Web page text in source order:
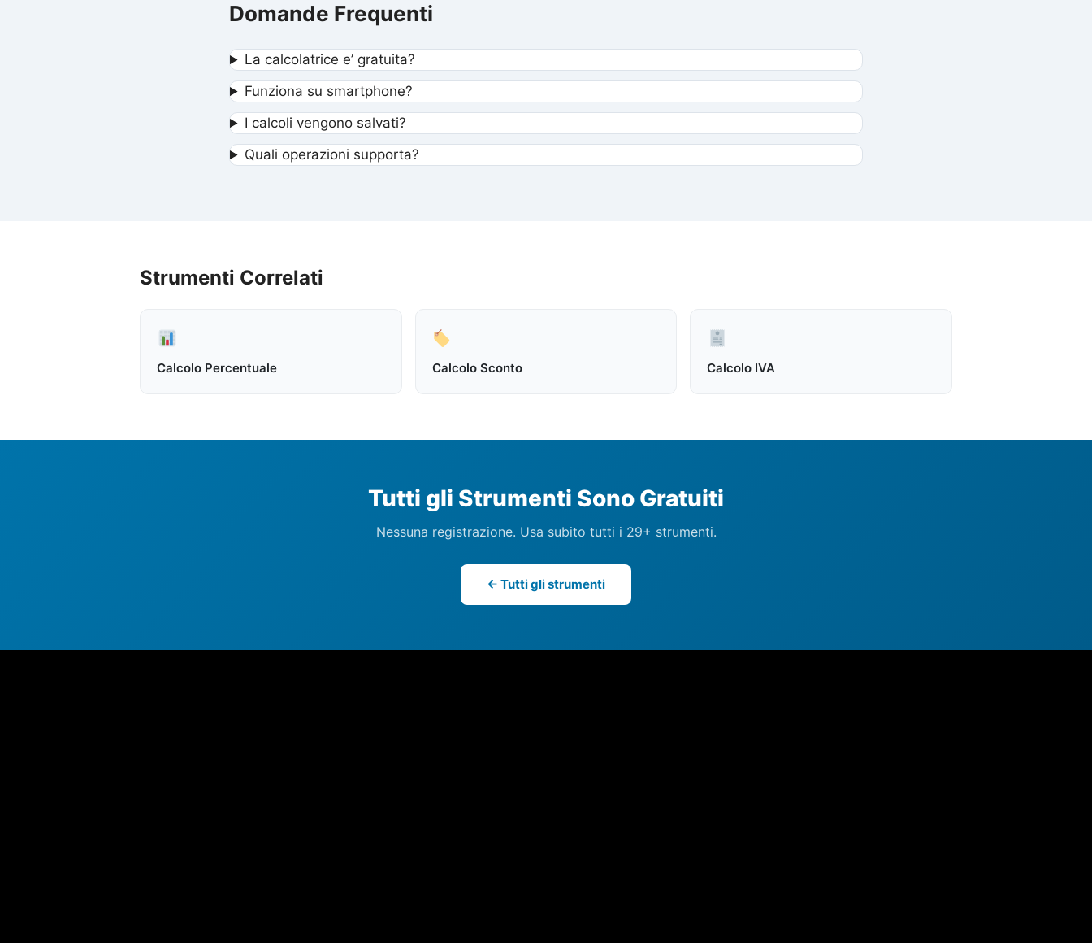
Domande Frequenti
La calcolatrice e’ gratuita?
Funziona su smartphone?
I calcoli vengono salvati?
Quali operazioni supporta?
Strumenti Correlati
Calcolo Percentuale Calcolo Sconto Calcolo IVA
Tutti gli Strumenti Sono Gratuiti
Nessuna registrazione. Usa subito tutti i 29+ strumenti.
← Tutti gli strumenti